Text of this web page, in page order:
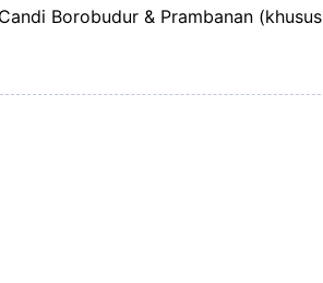
Borobudur & Prambanan (khusus